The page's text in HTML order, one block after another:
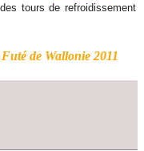
tours de refroidissement
de Wallonie 2011